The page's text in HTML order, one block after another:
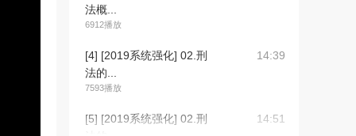
法概...
6912播放
[4] [2019系统强化] 02.刑
法的...
7593播放
14:39
[5] [2019系统强化] 02.刑
14:51